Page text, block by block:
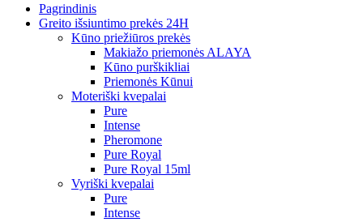
Pagrindinis
Greito išsiuntimo prekės 24H
Kūno priežiūros prekės
Makiažo priemonės ALAYA
Kūno purškikliai
Priemonės Kūnui
Moteriški kvepalai
Pure
Intense
Pheromone
Pure Royal
Pure Royal 15ml
Vyriški kvepalai
Pure
Intense